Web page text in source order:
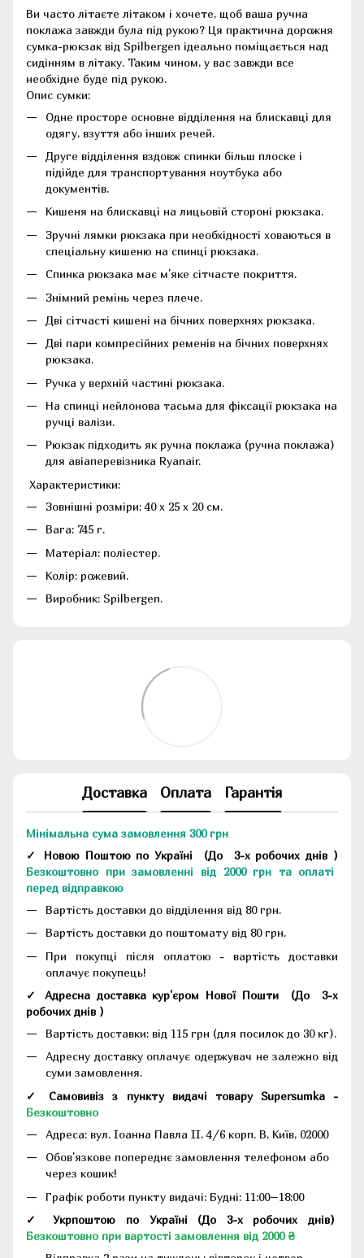
Ви часто літаєте літаком і хочете, щоб ваша ручна
поклажа завжди була під рукою? Ця практична дорожня
сумка-рюкзак від Spilbergen ідеально поміщається над
сидінням в літаку. Таким чином, у вас завжди все
необхідне буде під рукою.
Опис сумки:
Одне просторе основне відділення на блискавці для
одягу, взуття або інших речей.
Друге відділення вздовж спинки більш плоске і
підійде для транспортування ноутбука або
документів.
Кишеня на блискавці на лицьовій стороні рюкзака.
Зручні лямки рюкзака при необхідності ховаються в
спеціальну кишеню на спинці рюкзака.
Спинка рюкзака має м'яке сітчасте покриття.
Знімний ремінь через плече.
Дві сітчасті кишені на бічних поверхнях рюкзака.
Дві пари компресійних ременів на бічних поверхнях
рюкзака.
Ручка у верхній частині рюкзака.
На спинці нейлонова тасьма для фіксації рюкзака на
ручці валізи.
Рюкзак підходить як ручна поклажа (ручна поклажа)
для авіаперевізника Ryanаir.
Характеристики:
Зовнішні розміри: 40 x 25 x 20 см.
Вага: 745 г.
Матеріал: поліестер.
Колір: рожевий.
Виробник: Spilbergen.
Доставка Оплата Гарантія
Мінімальна сума замовлення 300 грн
✓ Новою Поштою по Україні (До 3-х робочих днів )
Безкоштовно при замовленні від 2000 грн та оплаті
перед відправкою
Вартість доставки до відділення від 80 грн.
Вартість доставки до поштомату від 80 грн.
При покупці після оплатою - вартість доставки
оплачує покупець!
✓ Адресна доставка кур'єром Нової Пошти (До 3-х
робочих днів )
Вартість доставки: від 115 грн (для посилок до 30 кг).
Адресну доставку оплачує одержувач не залежно від
суми замовлення.
✓ Самовивіз з пункту видачі товару Supersumka -
Безкоштовно
Адреса: вул. Іоанна Павла II, 4/6 корп. В, Київ, 02000
Обов'язкове попереднє замовлення телефоном або
через кошик!
Графік роботи пункту видачі: Будні: 11:00–18:00
✓ Укрпоштою по Україні (До 3-х робочих днів)
Безкоштовно при вартості замовлення від 2000 ₴